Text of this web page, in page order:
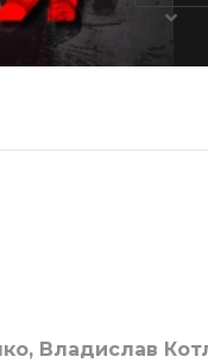
Владислав